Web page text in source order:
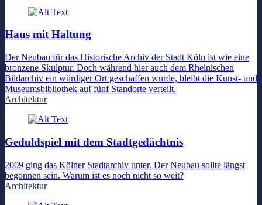
Haus mit Haltung
Der Neubau für das Historische Archiv der Stadt Köln ist wie eine
bronzene Skulptur. Doch während hier auch dem Rheinischen
Bildarchiv ein würdiger Ort geschaffen wurde, bleibt die Kunst- und
Museumsbibliothek auf fünf Standorte verteilt.
Architektur
Geduldspiel mit dem Stadtgedächtnis
2009 ging das Kölner Stadtarchiv unter. Der Neubau sollte längst
begonnen sein. Warum ist es noch nicht so weit?
Architektur